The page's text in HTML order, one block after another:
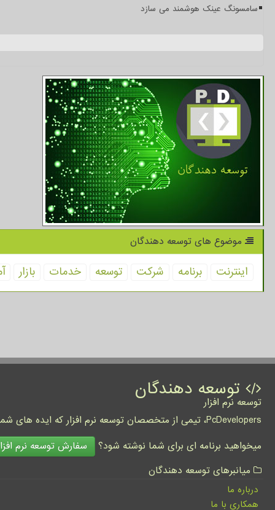
سامسونگ عینک هوشمند می سازد
موضوع های توسعه دهندگان
اینترنت برنامه شركت توسعه خدمات بازار
توسعه دهندگان
توسعه نرم افزار
PcDevelopers، تیمی از متخصصان توسعه نرم افزار که ایده های شما را به واقعیت تبدیل نموده و کسب و کار شما را متحول می کنند.
میخواهید برنامه ای برای شما نوشته شود؟
سفارش توسعه نرم
میانبرهای توسعه دهندگان
درباره ما
همکاری با ما